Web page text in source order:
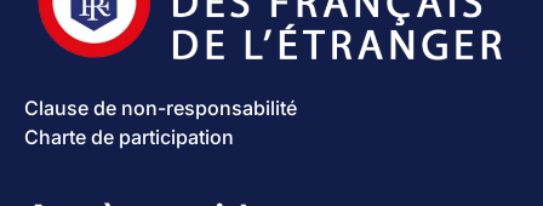
Clause de non-responsabilité
Charte de participation